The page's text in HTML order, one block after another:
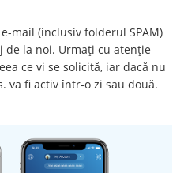
mail (inclusiv folderul SPAM)
de la noi. Urmați cu atenție
ce vi se solicită, iar dacă nu
va fi activ într-o zi sau două.